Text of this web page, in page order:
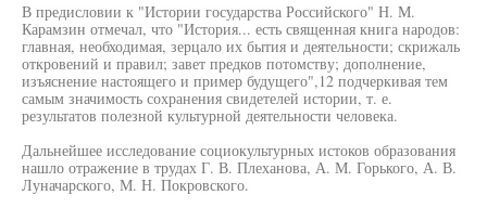
В предисловии к "Истории государства Российского" Н. М.
Карамзин отмечал, что "История... есть священная книга народов:
главная, необходимая, зерцало их бытия и деятельности; скрижаль
откровений и правил; завет предков потомству; дополнение,
изъяснение настоящего и пример будущего",12 подчеркивая тем
самым значимость сохранения свидетелей истории, т. е.
результатов полезной культурной деятельности человека.
Дальнейшее исследование социокультурных истоков образования
нашло отражение в трудах Г. В. Плеханова, А. М. Горького, А. В.
Луначарского, М. Н. Покровского.